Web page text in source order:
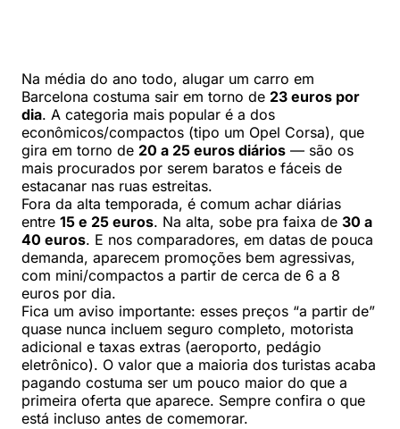
Na média do ano todo, alugar um carro em
Barcelona costuma sair em torno de 23 euros por
dia. A categoria mais popular é a dos
econômicos/compactos (tipo um Opel Corsa), que
gira em torno de 20 a 25 euros diários — são os
mais procurados por serem baratos e fáceis de
estacanar nas ruas estreitas.
Fora da alta temporada, é comum achar diárias
entre 15 e 25 euros. Na alta, sobe pra faixa de 30 a
40 euros. E nos comparadores, em datas de pouca
demanda, aparecem promoções bem agressivas,
com mini/compactos a partir de cerca de 6 a 8
euros por dia.
Fica um aviso importante: esses preços “a partir de”
quase nunca incluem seguro completo, motorista
adicional e taxas extras (aeroporto, pedágio
eletrônico). O valor que a maioria dos turistas acaba
pagando costuma ser um pouco maior do que a
primeira oferta que aparece. Sempre confira o que
está incluso antes de comemorar.